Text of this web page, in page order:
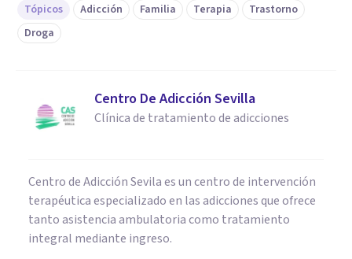
Tópicos Adicción Familia Terapia
Trastorno
Droga
Centro De Adicción Sevilla
Clínica de tratamiento de adicciones
Centro de Adicción Sevila es un centro de intervención
terapéutica especializado en las adicciones que ofrece
tanto asistencia ambulatoria como tratamiento
integral mediante ingreso.